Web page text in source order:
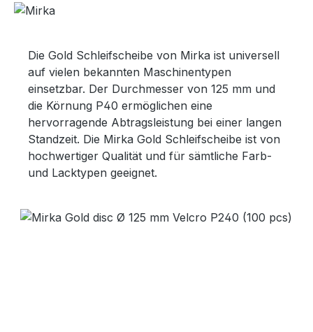
Die Gold Schleifscheibe von Mirka ist universell
auf vielen bekannten Maschinentypen
einsetzbar. Der Durchmesser von 125 mm und
die Körnung P40 ermöglichen eine
hervorragende Abtragsleistung bei einer langen
Standzeit. Die Mirka Gold Schleifscheibe ist von
hochwertiger Qualität und für sämtliche Farb-
und Lacktypen geeignet.
Bildergalerie überspringen